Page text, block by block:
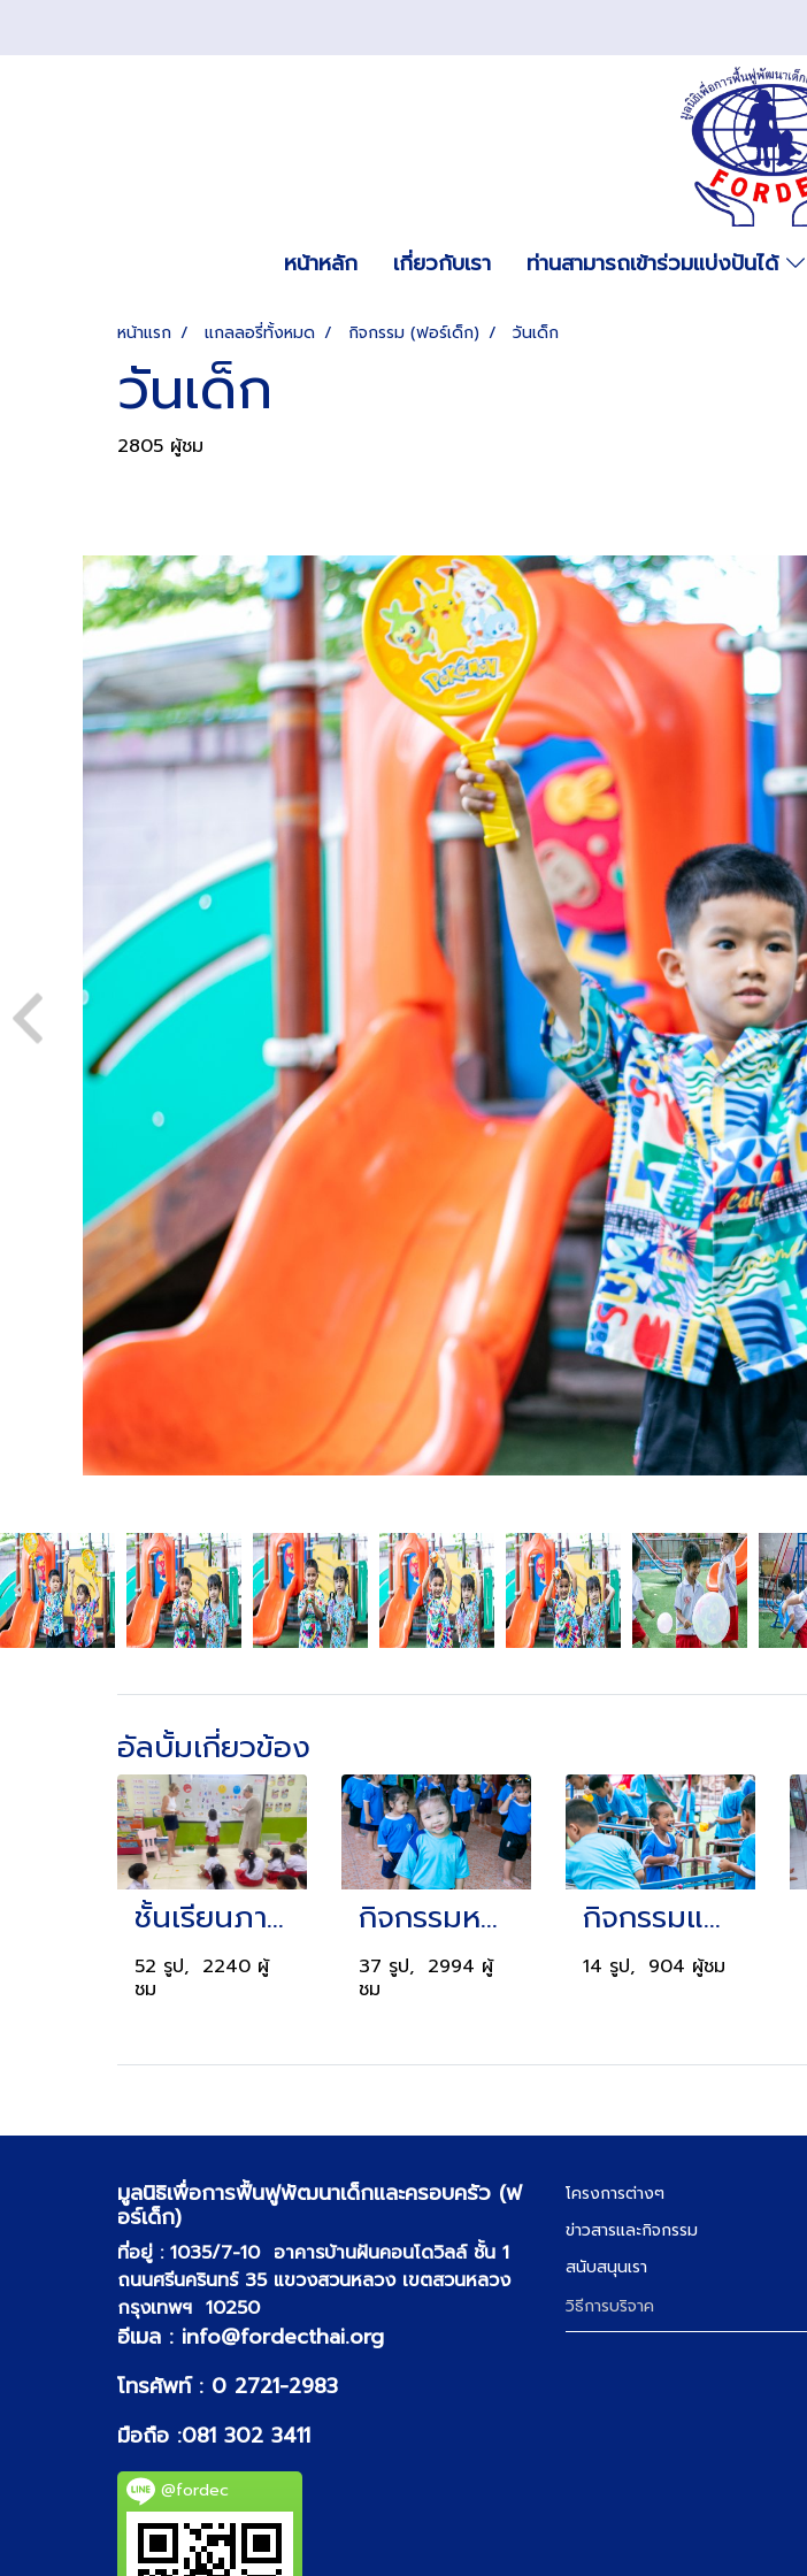
หน้าหลัก เกี่ยวกับเรา ท่านสามารถเข้าร่วมแบ่งปันได้
หน้าแรก แกลลอรี่ทั้งหมด กิจกรรม (ฟอร์เด็ก) วันเด็ก
วันเด็ก
2805 ผู้ชม
อัลบั้มเกี่ยวข้อง
ชั้นเรียนภาษาอังกฤษโดยครูต่างชาติ
52 รูป, 2240 ผู้
ชม
กิจกรรมหน้าเสาธงตอนเช้า
37 รูป, 2994 ผู้
ชม
กิจกรรมแปรงฟัน
14 รูป, 904 ผู้ชม
มูลนิธิเพื่อการฟื้นฟูพัฒนาเด็กและครอบครัว (ฟ
อร์เด็ก)
ที่อยู่ : 1035/7-10 อาคารบ้านฝันคอนโดวิลล์ ชั้น 1
ถนนศรีนครินทร์ 35 แขวงสวนหลวง เขตสวนหลวง
กรุงเทพฯ 10250
อีเมล : info@fordecthai.org
โทรศัพท์ : 0 2721-2983
มือถือ :081 302 3411
@fordec
โครงการต่างๆ
ข่าวสารและกิจกรรม
สนับสนุนเรา
วิธีการบริจาค